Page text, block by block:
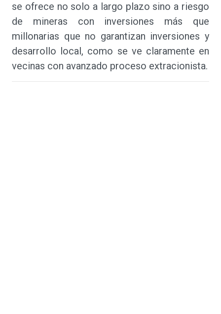
se ofrece no solo a largo plazo sino a riesgo
de mineras con inversiones más que
millonarias que no garantizan inversiones y
desarrollo local, como se ve claramente en
vecinas con avanzado proceso extracionista.